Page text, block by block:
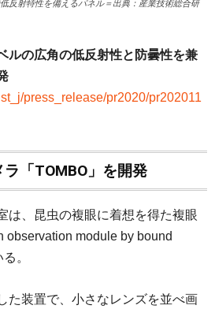
反射特性を備えるパネル＝出典：産業技術総合研
ルの広角の低反射性と防曇性を兼
press_release/pr2020/pr202011
「TOMBO」を開発
は、昆虫の複眼に着想を得た複眼
observation module by bound
。
た装置で、小さなレンズを並べ画